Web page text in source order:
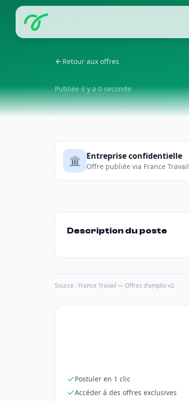
Retour aux offres
Publiée il y a 0 seconde
🏛️ Entreprise confidentielle
Offre publiée via France Travail
Description du poste
Source : France Travail — Offres d'emploi v2
Postuler en 1 clic
Accéder à des offres exclusives